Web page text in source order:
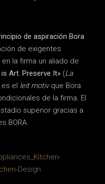
de aspiración Bora
de exigentes
la firma un aliado de
is Art. Preserve It» (La
es el leit motivque Bora
de la firma. El
superior gracias a
BORA.